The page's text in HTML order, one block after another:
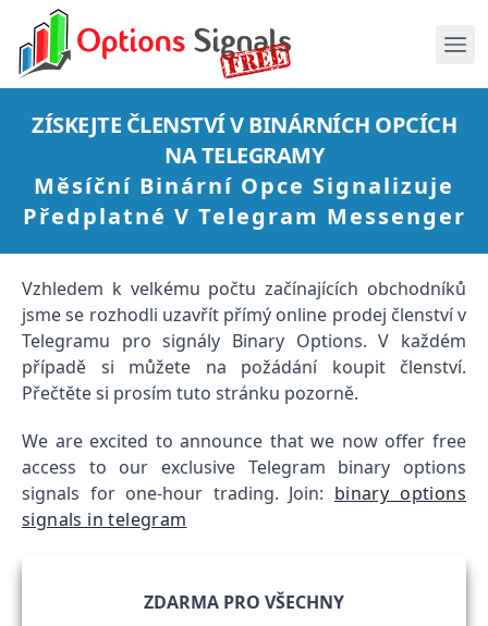
ZÍSKEJTE ČLENSTVÍ V BINÁRNÍCH OPCÍCH
NA TELEGRAMY
Měsíční Binární Opce Signalizuje
Předplatné V Telegram Messenger
Vzhledem k velkému počtu začínajících obchodníků
jsme se rozhodli uzavřít přímý online prodej členství v
Telegramu pro signály Binary Options. V každém
případě si můžete na požádání koupit členství.
Přečtěte si prosím tuto stránku pozorně.
We are excited to announce that we now offer free
access to our exclusive Telegram binary options
signals for one-hour trading. Join: binary options
signals in telegram
ZDARMA PRO VŠECHNY